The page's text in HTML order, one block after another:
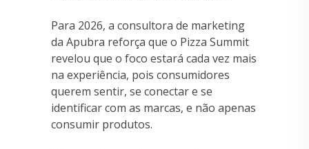
Para 2026, a consultora de marketing
da Apubra reforça que o Pizza Summit
revelou que o foco estará cada vez mais
na experiência, pois consumidores
querem sentir, se conectar e se
identificar com as marcas, e não apenas
consumir produtos.